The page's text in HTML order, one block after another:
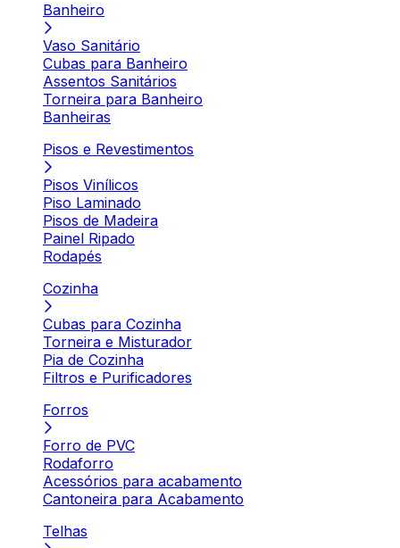
Banheiro
Vaso Sanitário
Cubas para Banheiro
Assentos Sanitários
Torneira para Banheiro
Banheiras
Pisos e Revestimentos
Pisos Vinílicos
Piso Laminado
Pisos de Madeira
Painel Ripado
Rodapés
Cozinha
Cubas para Cozinha
Torneira e Misturador
Pia de Cozinha
Filtros e Purificadores
Forros
Forro de PVC
Rodaforro
Acessórios para acabamento
Cantoneira para Acabamento
Telhas